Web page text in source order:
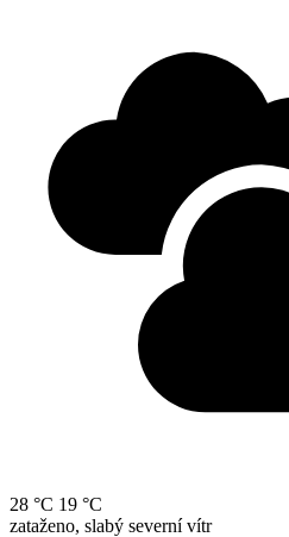
28 °C 19 °C
zataženo, slabý severní vítr